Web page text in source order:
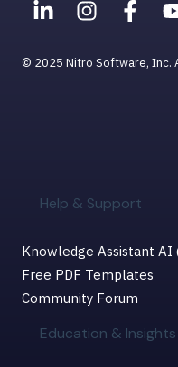
Help & Support
Knowledge Assistant AI
Free PDF Templates
Community Forum
Education &
© 2025 Nitro Software, Inc.